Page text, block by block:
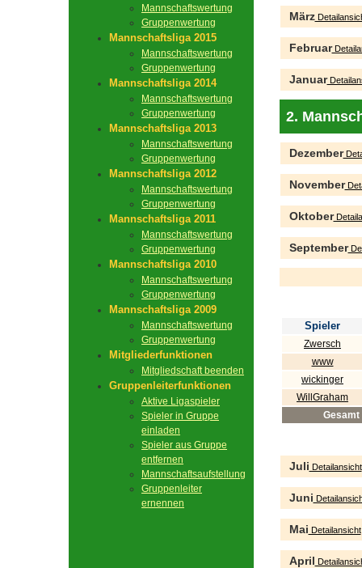
Mannschaftswertung
Gruppenwertung
Mannschaftsliga 2015
Mannschaftswertung
Gruppenwertung
Mannschaftsliga 2014
Mannschaftswertung
Gruppenwertung
Mannschaftsliga 2013
Mannschaftswertung
Gruppenwertung
Mannschaftsliga 2012
Mannschaftswertung
Gruppenwertung
Mannschaftsliga 2011
Mannschaftswertung
Gruppenwertung
Mannschaftsliga 2010
Mannschaftswertung
Gruppenwertung
Mannschaftsliga 2009
Mannschaftswertung
Gruppenwertung
Mitgliederfunktionen
Mitgliedschaft beenden
Gruppenleiterfunktionen
Aktive Ligaspieler
Spieler in Gruppe
einladen
Spieler aus Gruppe
entfernen
Mannschaftsaufstellung
Gruppenleiter
ernennen
März
Februar
Januar
2.
Dezember
November
Oktober
September
Spieler
Zwersch
www
wickinger
WillGraham
Gesamt
Juli Detailansicht
Juni
Mai Detailansicht
April